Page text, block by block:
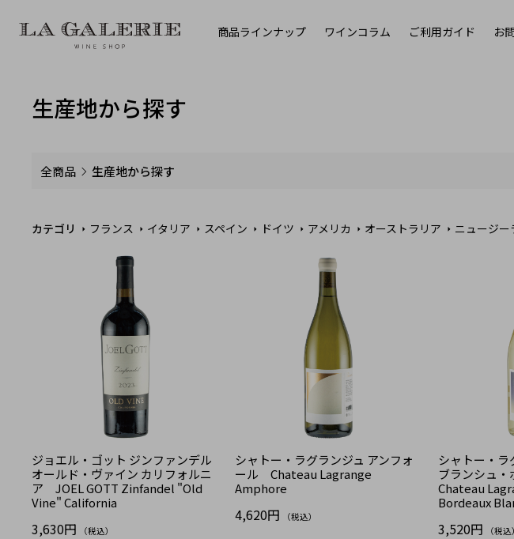
商品ラインナップ ワインコラム ご利用ガイド お
生産地から探す
全商品 生産地から探す
カテゴリ フランス イタリア スペイン ドイツ アメリカ オーストラリア ニュージー
ジョエル・ゴット ジンファンデル
オールド・ヴァイン カリフォルニ
ア JOEL GOTT Zinfandel "Old
Vine" California
3,630円 （税込）
シャトー・ラグランジュ アンフォ
ール Chateau Lagrange
Amphore
4,620円 （税込）
シャトー・ラ
ブランシュ
Chateau
Bordeaux
3,520円 （税込）